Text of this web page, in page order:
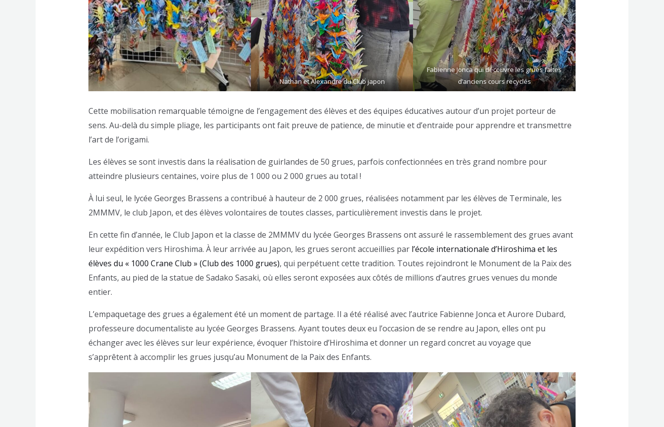
Nathan et Alexandre du Club japon
Fabienne Jonca qui découvre les grues faites
d’anciens cours recyclés
Cette mobilisation remarquable témoigne de l’engagement des élèves et des équipes éducatives autour d’un projet porteur de
sens. Au-delà du simple pliage, les participants ont fait preuve de patience, de minutie et d’entraide pour apprendre et transmettre
l’art de l’origami.
Les élèves se sont investis dans la réalisation de guirlandes de 50 grues, parfois confectionnées en très grand nombre pour
atteindre plusieurs centaines, voire plus de 1 000 ou 2 000 grues au total !
À lui seul, le lycée Georges Brassens a contribué à hauteur de 2 000 grues, réalisées notamment par les élèves de Terminale, les
2MMMV, le club Japon, et des élèves volontaires de toutes classes, particulièrement investis dans le projet.
En cette fin d’année, le Club Japon et la classe de 2MMMV du lycée Georges Brassens ont assuré le rassemblement des grues avant
leur expédition vers Hiroshima. À leur arrivée au Japon, les grues seront accueillies parl’école internationale d’Hiroshima et les
élèves du « 1000 Crane Club » (Club des 1000 grues), qui perpétuent cette tradition. Toutes rejoindront le Monument de la Paix des
Enfants, au pied de la statue de Sadako Sasaki, où elles seront exposées aux côtés de millions d’autres grues venues du monde
entier.
L’empaquetage des grues a également été un moment de partage. Il a été réalisé avec l’autrice Fabienne Jonca et Aurore Dubard,
professeure documentaliste au lycée Georges Brassens. Ayant toutes deux eu l’occasion de se rendre au Japon, elles ont pu
échanger avec les élèves sur leur expérience, évoquer l’histoire d’Hiroshima et donner un regard concret au voyage que
s’apprêtent à accomplir les grues jusqu’au Monument de la Paix des Enfants.